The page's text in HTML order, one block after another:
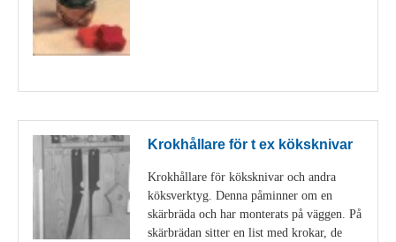
Krokhållare för t ex köksknivar
Krokhållare för köksknivar och andra
köksverktyg. Denna påminner om en
skärbräda och har monterats på väggen. På
skärbrädan sitter en list med krokar, de